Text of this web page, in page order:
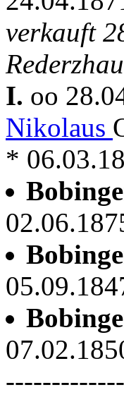
verkauft
I. oo
Nikolaus
*